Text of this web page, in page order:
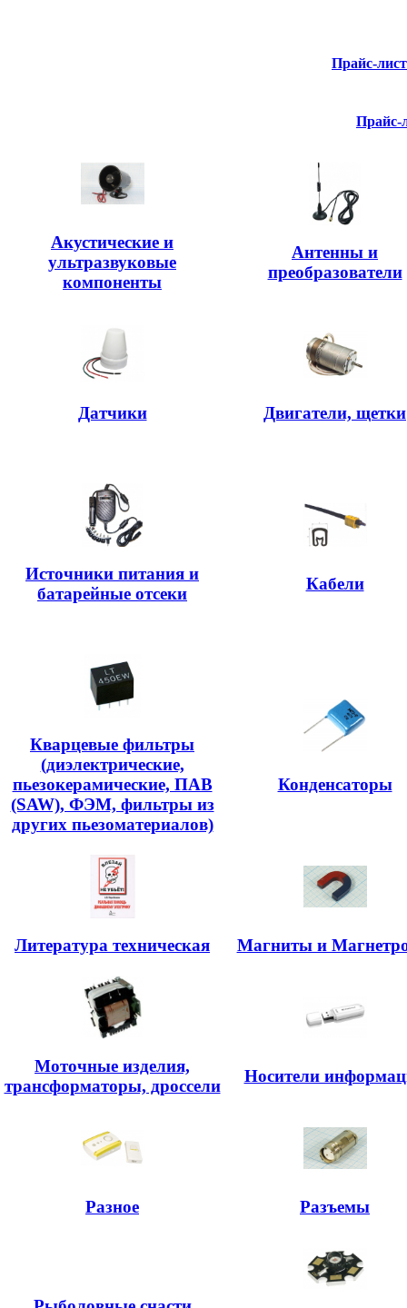
Прайс-
Прайс-
Акустические и
ультразвуковые
компоненты
Антенны и
преобразователи
Датчики Двигатели, щетки
Источники питания и
батарейные отсеки
Кабели
Кварцевые фильтры
(диэлектрические,
пьезокерамические, ПАВ
(SAW), ФЭМ, фильтры из
других пьезоматериалов)
Конденсаторы
Литература техническая Магниты и
Моточные изделия,
трансформаторы, дроссели
Носители
Разное Разъемы